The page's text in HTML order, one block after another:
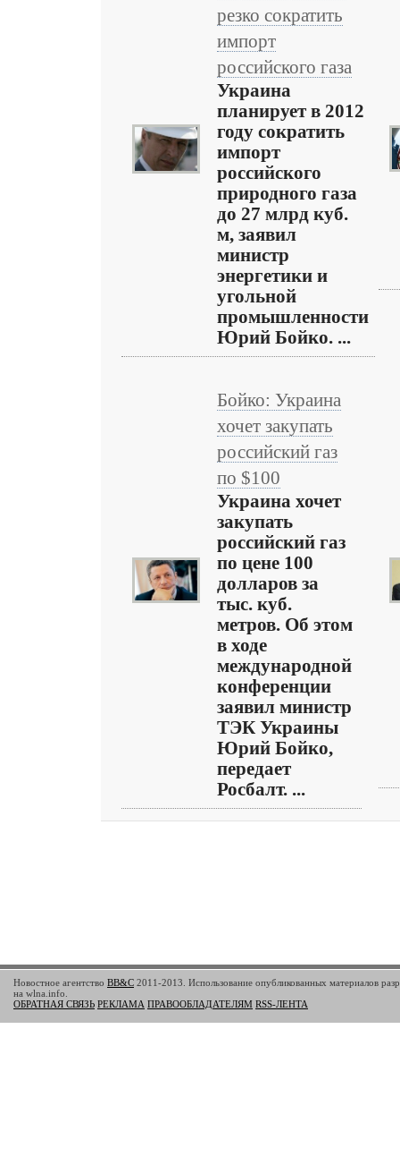
резко сократить
импорт
российского газа
Украина
планирует в 2012
году сократить
импорт
российского
природного газа
до 27 млрд куб.
м, заявил
министр
энергетики и
угольной
промышленности
Юрий Бойко. ...
Бойко: Украина
хочет закупать
российский газ
по $100
Украина хочет
закупать
российский газ
по цене 100
долларов за
тыс. куб.
метров. Об этом
в ходе
международной
конференции
заявил министр
ТЭК Украины
Юрий Бойко,
передает
Росбалт. ...
Новостное агентство BB&C 2011-2013. Использование опубликованных материалов
на wlna.info.
ОБРАТНАЯ СВЯЗЬ РЕКЛАМА ПРАВООБЛАДАТЕЛЯМ RSS-ЛЕНТА